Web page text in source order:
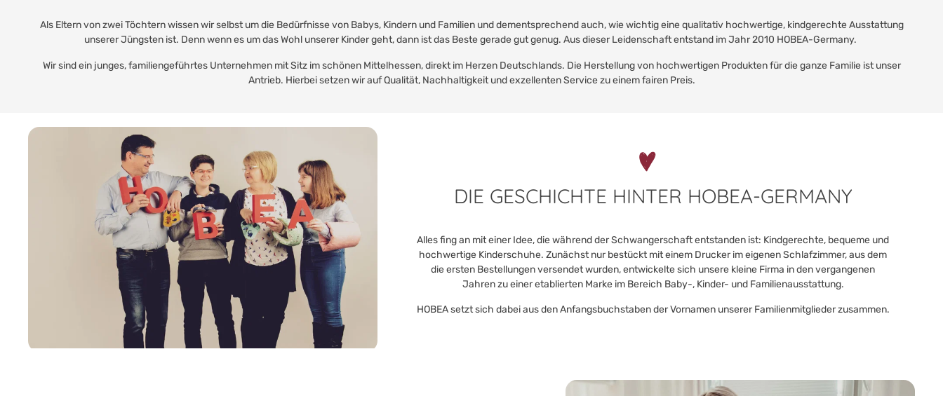
Als Eltern von zwei Töchtern wissen wir selbst um die Bedürfnisse von Babys, Kindern und Familien und dementsprechend auch, wie wichtig eine qualitativ hochwertige, kindgerechte Ausstattung
unserer Jüngsten ist. Denn wenn es um das Wohl unserer Kinder geht, dann ist das Beste gerade gut genug. Aus dieser Leidenschaft entstand im Jahr 2010 HOBEA-Germany.
Wir sind ein junges, familiengeführtes Unternehmen mit Sitz im schönen Mittelhessen, direkt im Herzen Deutschlands. Die Herstellung von hochwertigen Produkten für die ganze Familie ist unser
Antrieb. Hierbei setzen wir auf Qualität, Nachhaltigkeit und exzellenten Service zu einem fairen Preis.
DIE GESCHICHTE HINTER HOBEA-GERMANY
Alles fing an mit einer Idee, die während der Schwangerschaft entstanden ist: Kindgerechte, bequeme und
hochwertige Kinderschuhe. Zunächst nur bestückt mit einem Drucker im eigenen Schlafzimmer, aus dem
die ersten Bestellungen versendet wurden, entwickelte sich unsere kleine Firma in den vergangenen
Jahren zu einer etablierten Marke im Bereich Baby-, Kinder- und Familienausstattung.
HOBEA setzt sich dabei aus den Anfangsbuchstaben der Vornamen unserer Familienmitglieder zusammen.